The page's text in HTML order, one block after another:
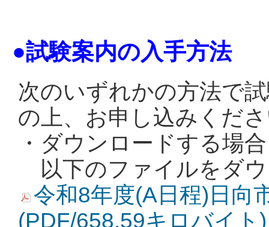
●試験案内の入手方法
次のいずれかの方法で
の上、お申し込みくだ
・ダウンロードする場合
以下のファイルをダ
令和8年度(A日程)日向
(PDF/658.59キロバイト)